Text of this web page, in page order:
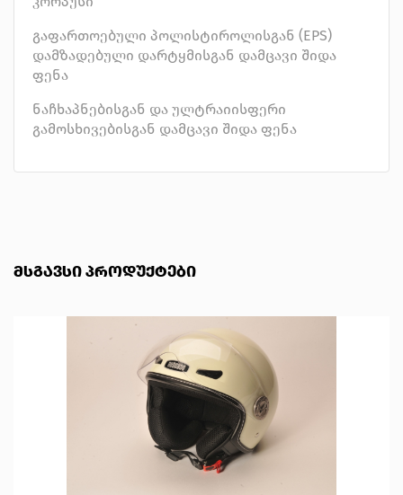
გაფართოებული პოლისტიროლისგან (EPS)
დამზადებული დარტყმისგან დამცავი შიდა
ფენა
ნაჩხაპნებისგან და ულტრაიისფერი
გამოსხივებისგან დამცავი შიდა ფენა
ᲛᲡᲒᲐᲕᲡᲘ ᲞᲠᲝᲓᲣᲥᲢᲔᲑᲘ